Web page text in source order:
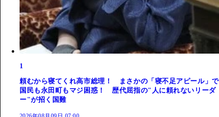
1
頼むから寝てくれ高市総理！ まさかの「寝不足アピール」で
国民も永田町もマジ困惑！ 歴代屈指の"人に頼れないリーダ
ー"が招く国難